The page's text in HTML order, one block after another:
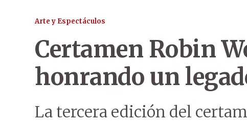
Arte y Espectáculos
Certamen Robin
honrando un
La tercera edición del